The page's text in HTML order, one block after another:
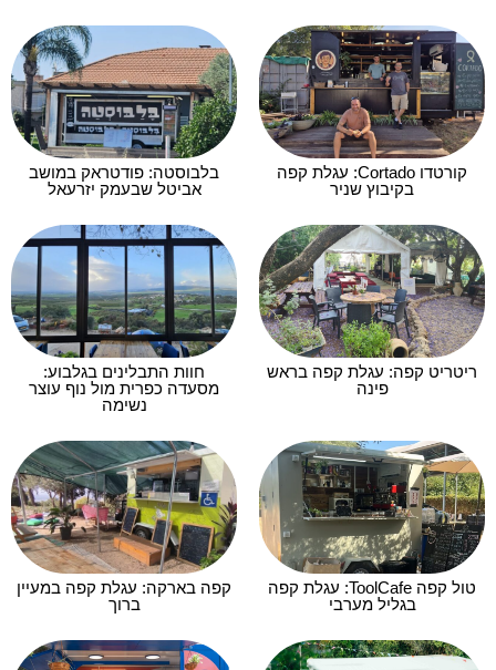
קורטדו Cortado: עגלת קפה
בקיבוץ שניר
בלבוסטה: פודטראק במושב
אביטל שבעמק יזרעאל
ריטריט קפה: עגלת קפה בראש
פינה
חוות התבלינים בגלבוע:
מסעדה כפרית מול נוף עוצר
נשימה
טול קפה ToolCafe: עגלת קפה
בגליל מערבי
קפה בארקה: עגלת קפה במעיין
ברוך